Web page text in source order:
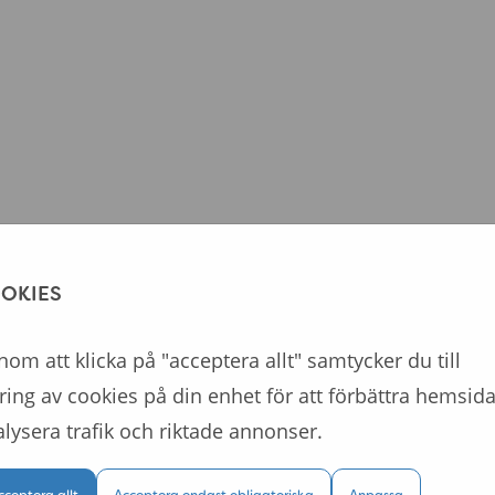
att klicka på "acceptera allt" samtycker du till
av cookies på din enhet för att förbättra
trafik och riktade annonser.